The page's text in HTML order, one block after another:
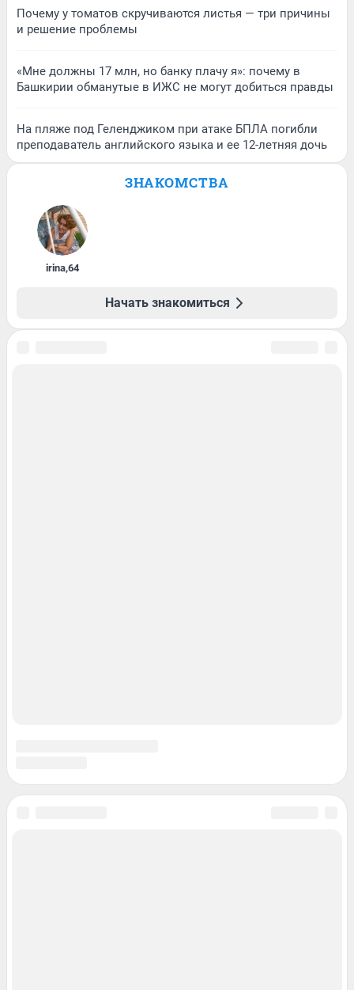
Почему у томатов скручиваются листья — три причины
и решение проблемы
«Мне должны 17 млн, но банку плачу я»: почему в
Башкирии обманутые в ИЖС не могут добиться правды
На пляже под Геленджиком при атаке БПЛА погибли
преподаватель английского языка и ее 12-летняя дочь
ЗНАКОМСТВА
irina,64
Начать знакомиться